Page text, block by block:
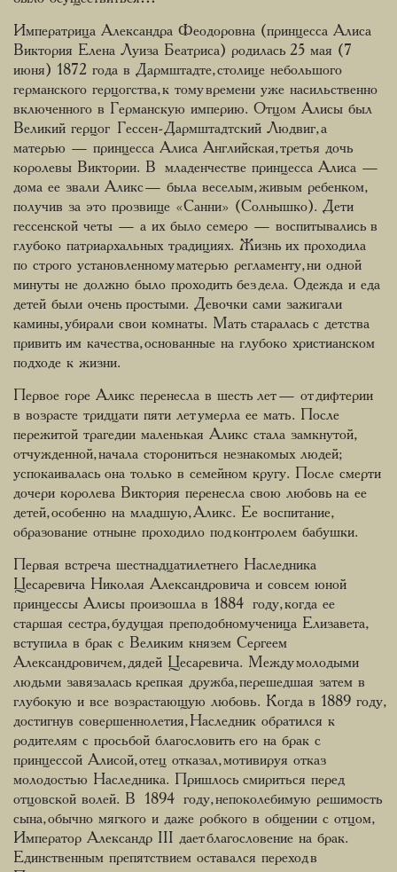
Императрица Александра Феодоровна (принцесса Алиса
Виктория Елена Луиза Беатриса) родилась 25 мая (7
июня) 1872 года в Дармштадте, столице небольшого
германского герцогства, к тому времени уже насильственно
включенного в Германскую империю. Отцом Алисы был
Великий герцог Гессен-Дармштадтский Людвиг, а
матерью — принцесса Алиса Английская, третья дочь
королевы Виктории. В младенчестве принцесса Алиса —
дома ее звали Аликc — была веселым, живым ребенком,
получив за это прозвище «Санни» (Солнышко). Дети
гессенской четы — а их было семеро — воспитывались в
глубоко патриархальных традициях. Жизнь их проходила
по строго установленному матерью регламенту, ни одной
минуты не должно было проходить без дела. Одежда и еда
детей были очень простыми. Девочки сами зажигали
камины, убирали свои комнаты. Мать старалась с детства
привить им качества, основанные на глубоко христианском
подходе к жизни.
Первое горе Аликс перенесла в шесть лет — от дифтерии
в возрасте тридцати пяти лет умерла ее мать. После
пережитой трагедии маленькая Аликс стала замкнутой,
отчужденной, начала сторониться незнакомых людей;
успокаивалась она только в семейном кругу. После смерти
дочери королева Виктория перенесла свою любовь на ее
детей, особенно на младшую, Аликс. Ее воспитание,
образование отныне проходило под контролем бабушки.
Первая встреча шестнадцатилетнего Наследника
Цесаревича Николая Александровича и совсем юной
принцессы Алисы произошла в 1884 году, когда ее
старшая сестра, будущая преподобномученица Елизавета,
вступила в брак с Великим князем Сергеем
Александровичем, дядей Цесаревича. Между молодыми
людьми завязалась крепкая дружба, перешедшая затем в
глубокую и все возрастающую любовь. Когда в 1889 году,
достигнув совершеннолетия, Наследник обратился к
родителям с просьбой благословить его на брак с
принцессой Алисой, отец отказал, мотивируя отказ
молодостью Наследника. Пришлось смириться перед
отцовской волей. В 1894 году, непоколебимую решимость
сына, обычно мягкого и даже робкого в общении с отцом,
Император Александр III дает благословение на брак.
Единственным препятствием оставался переход в